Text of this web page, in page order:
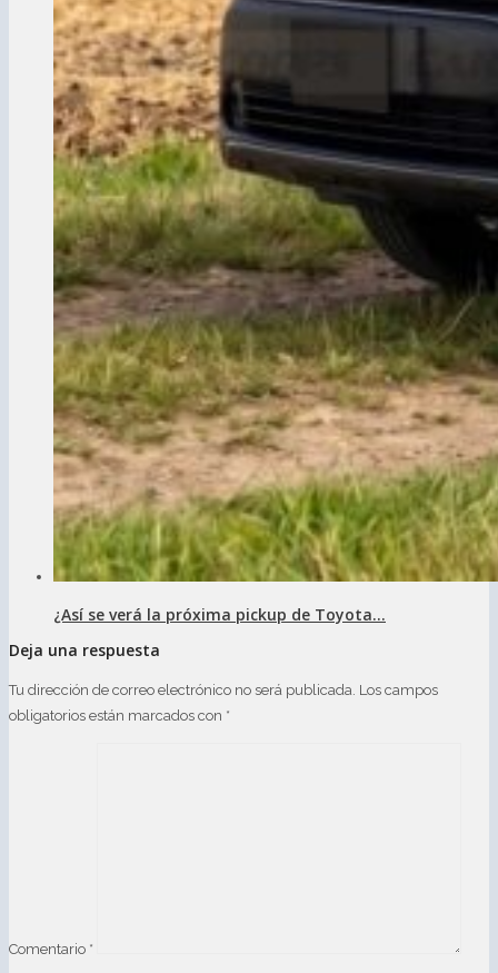
¿Así se verá la próxima pickup de Toyota...
Deja una respuesta
Tu dirección de correo electrónico no será publicada. Los campos
obligatorios están marcados con *
Comentario *